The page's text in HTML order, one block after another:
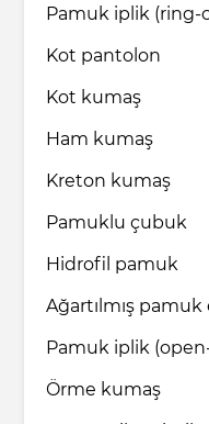
Ev ve bakım
Nakliye ve
Hukuk ve
Pamuk iplik (ring-
Kot pantolon
Kot kumaş
Ham kumaş
Kreton kumaş
Pamuklu çubuk
Hidrofil pamuk
Ağartılmış pamuk
Pamuk iplik
Örme kumaş